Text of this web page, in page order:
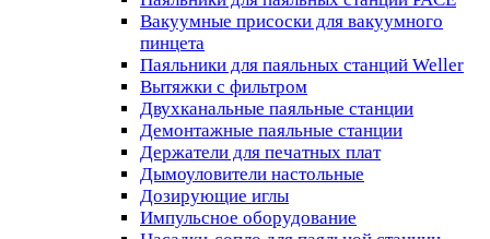
Вакуумные присоски для вакуумного
пинцета
Паяльники для паяльных станций Weller
Вытяжки с фильтром
Двухканальные паяльные станции
Демонтажные паяльные станции
Держатели для печатных плат
Дымоуловители настольные
Дозирующие иглы
Импульсное оборудование